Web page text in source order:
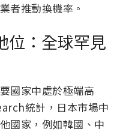
者推動換機率。
位：全球罕見
國家中處於極端高
統計，日本市場中
國家，例如韓國、中